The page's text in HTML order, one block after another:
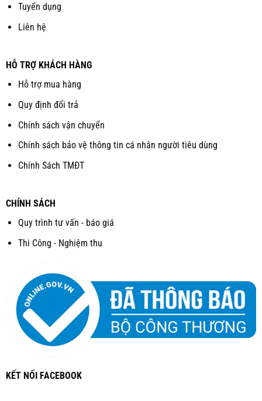
Tuyển dụng
Liên hệ
HỖ TRỢ KHÁCH HÀNG
Hỗ trợ mua hàng
Quy định đổi trả
Chính sách vận chuyển
Chính sách bảo vệ thông tin cá nhân người tiêu dùng
Chính Sách TMĐT
CHÍNH SÁCH
Quy trình tư vấn - báo giá
Thi Công - Nghiệm thu
KẾT NỐI FACEBOOK